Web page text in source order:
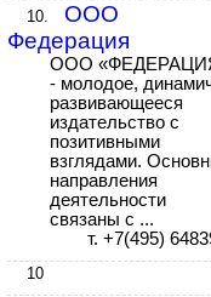
10.
ООО
Федерация
ООО
- молодое,
развивающееся
издательство с
позитивными
взглядами.
направления
деятельности
связаны с ...
т. +7(495)
10